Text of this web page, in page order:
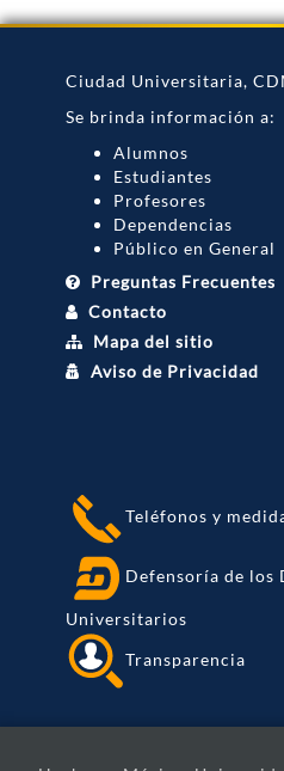
Ciudad Universitaria,
Se brinda información a:
Alumnos
Estudiantes
Profesores
Dependencias
Público en General
Preguntas Frecuentes
Contacto
Mapa del sitio
Aviso de Privacidad
Teléfonos y
Defensoría de los
Universitarios
Transparencia